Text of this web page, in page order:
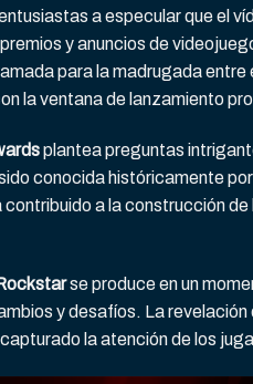
a especular que el
y anuncios de
para la madrugada entre
la ventana de lanzamiento
plantea preguntas
conocida históricamente
a la construcción de
se produce en un
y desafíos. La revelación
la atención de los